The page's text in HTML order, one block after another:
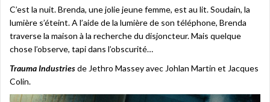
C’est la nuit. Brenda, une jolie jeune femme, est au lit. Soudain, la
lumière s’éteint. A l’aide de la lumière de son téléphone, Brenda
traverse la maison à la recherche du disjoncteur. Mais quelque
chose l’observe, tapi dans l’obscurité…
Trauma Industriesde Jethro Massey avec Johlan Martin et Jacques
Colin.